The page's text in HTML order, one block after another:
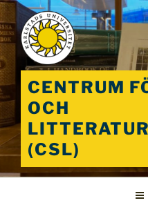
Hoppa
till
innehåll
CENTRUM
OCH
(CSL)